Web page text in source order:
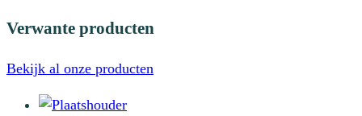
Verwante producten
Bekijk al onze producten